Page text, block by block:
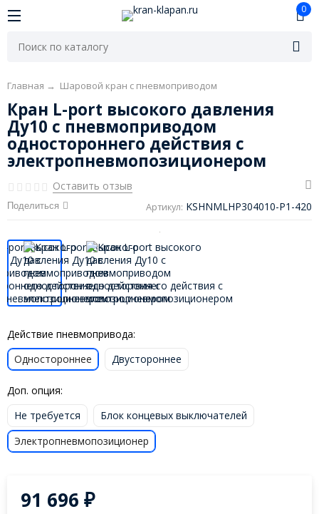
0
Главная → Шаровой кран с пневмоприводом
Кран L-port высокого давления
Ду10 с пневмоприводом
одностороннего действия с
электропневмопозиционером
Оставить отзыв
Поделиться Артикул: KSHNMLHP304010-P1-420
Действие пневмопривода:
Одностороннее
Двустороннее
Доп. опция:
Не требуется
Блок концевых выключателей
Электропневмопозиционер
91 696₽